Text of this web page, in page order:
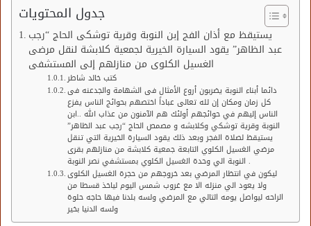
جدول المحتويات
يستيقظ مع أذان الفج إبن النوبة وقرية توشكى الحاج “رجب
عبد الظاهر” يقود السيارة الخيرية لجمعية كلابشة لنقل مرضى
الغسيل الكلوى من منازلهم إلى المستشفى
كتب خالد شاطر
دائما أبناء النوبة يضربون أروع الأمثال فى الشهامة والجدعنه فى
كل زمان ومكان إن لله تعالى عباداً اختصهم بحوائج الناس يفزع
الناس إليهم في حوائجهم أولئك هم الآمنون من عذاب الله ..ابن
النوبة وقرية توشكي وكلابشه و مصمص الحاج “رجب عبد الظاهر”
يستيقظ لصلاة الفجر وبعد ذلك يقود السيارة الخيرية التي تنقل
مرضي الغسيل الكلوي التابعة جمعية كلابشة من منازلهم بقرى
النوبة الي وحدة الغسيل الكلوي بمستشفي نصر النوبة .
ليكون في انتظار المرضي بعد خروجهم من حجرة الغسيل الكلوى
ولا يعود الي منزله الا مع غروب شمس اليوم لياخذ قسطا من
الراحه ليواصل يومه التالي مع المرضي ولسه بلدنا فيها حاجه حلوة
ولسه الدنيا بخير